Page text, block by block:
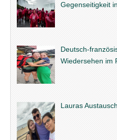
Gegenseitigkeit
Deutsch-
Wiedersehen im
Lauras